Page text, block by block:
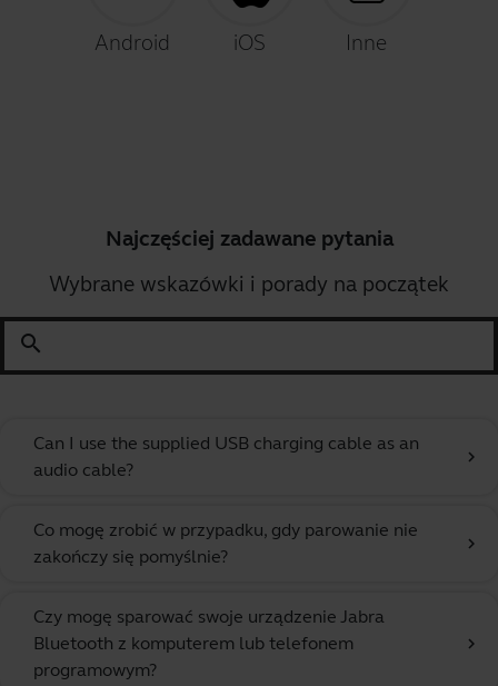
Android iOS Inne
Najczęściej zadawane pytania
Wybrane wskazówki i porady na początek
search
Can I use the supplied USB charging cable as an
audio cable?
chevron_right
Co mogę zrobić w przypadku, gdy parowanie nie
zakończy się pomyślnie?
chevron_right
Czy mogę sparować swoje urządzenie Jabra
Bluetooth z komputerem lub telefonem
programowym?
chevron_right